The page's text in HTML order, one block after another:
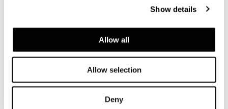
Show details
Allow all
Allow selection
Deny